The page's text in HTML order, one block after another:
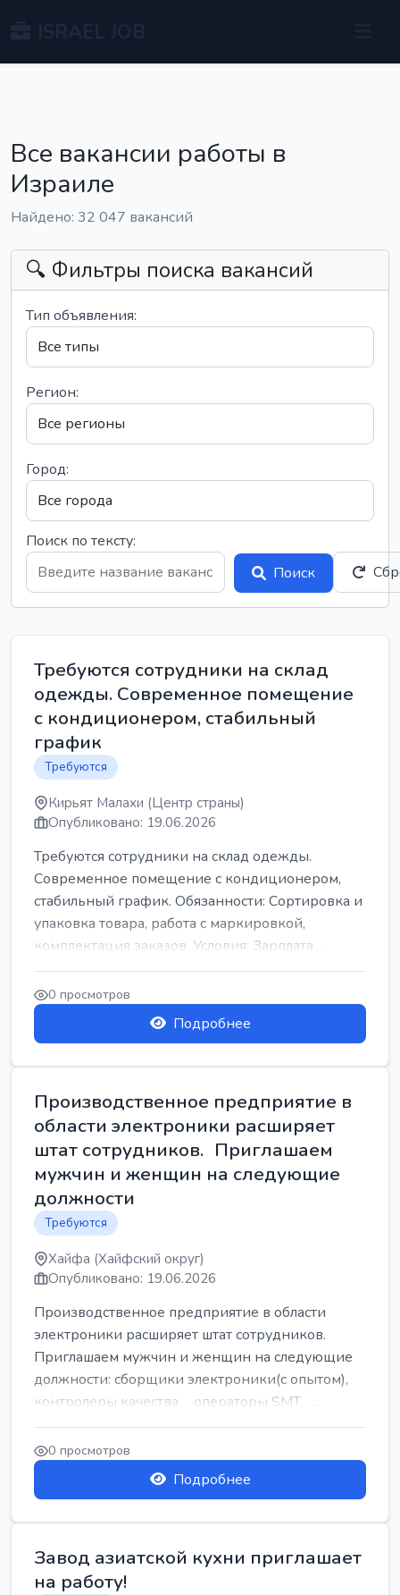
Все вакансии работы в
Израиле
Найдено: 32 047 вакансий
🔍 Фильтры поиска вакансий
Тип объявления:
Регион:
Город:
Поиск по тексту:
Поиск
Требуются сотрудники на склад
одежды. Современное помещение
с кондиционером, стабильный
график
Требуются
Кирьят Малахи (Центр страны)
Опубликовано: 19.06.2026
Требуются сотрудники на склад одежды.
Современное помещение с кондиционером,
стабильный график. Обязанности: Сортировка и
упаковка товара, работа с маркировкой,
комплектация заказов. Условия: Зарплата...
0 просмотров
Подробнее
Производственное предприятие в
области электроники расширяет
штат сотрудников. Приглашаем
мужчин и женщин на следующие
должности
Требуются
Хайфа (Хайфский округ)
Опубликовано: 19.06.2026
Производственное предприятие в области
электроники расширяет штат сотрудников.
Приглашаем мужчин и женщин на следующие
должности: сборщики электроники(с опытом),
контролеры качества, операторы SMT, ...
0 просмотров
Подробнее
Завод азиатской кухни приглашает
на работу!